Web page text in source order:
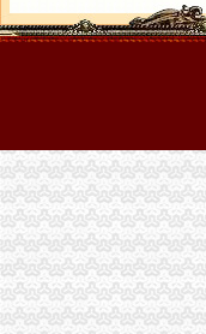
石柱局代理注销分公司有
永川工商局把好“四关”重
渝北局分公司营业执照注
黔江局三措施促进青蒿市
大足局分公司营业执照注
潼南局建设“农资放心店”
江北区王元楷区长对江北
城口工商局重庆注销税务
万州局代理注销分公司切
彭水县局重庆注销税务全
酉局代办注销分公司发挥
全市重庆分公司注销评十
潼南局重庆注销税务干部